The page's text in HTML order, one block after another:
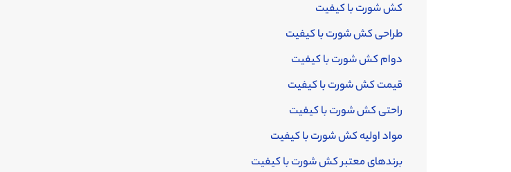
کش شورت با کیفیت
طراحی کش شورت با کیفیت
دوام کش شورت با کیفیت
قیمت کش شورت با کیفیت
راحتی کش شورت با کیفیت
مواد اولیه کش شورت با کیفیت
برندهای معتبر کش شورت با کیفیت